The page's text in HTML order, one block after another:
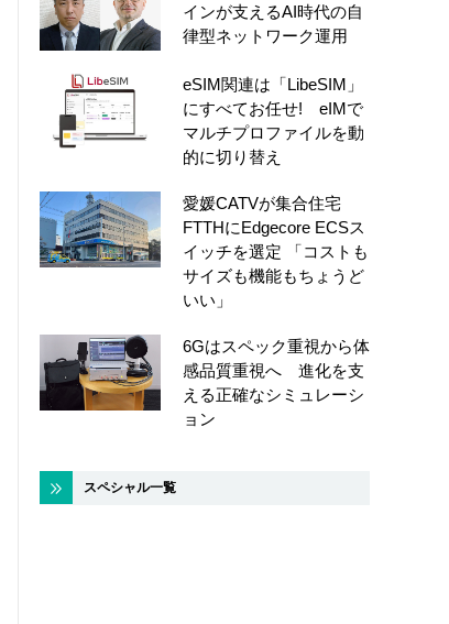
インが支えるAI時代の自
律型ネットワーク運用
eSIM関連は「LibeSIM」
にすべてお任せ! eIMで
マルチプロファイルを動
的に切り替え
愛媛CATVが集合住宅
FTTHにEdgecore ECSス
イッチを選定 「コストも
サイズも機能もちょうど
いい」
6Gはスペック重視から体
感品質重視へ 進化を支
える正確なシミュレーシ
ョン
スペシャル一覧